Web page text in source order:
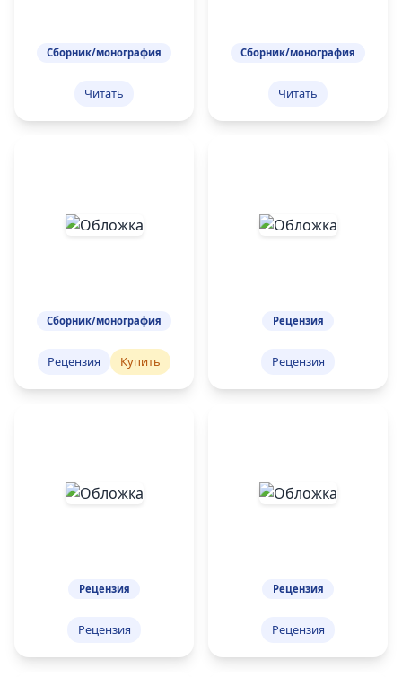
Сборник/монография
Читать
Сборник/монография
Читать
Сборник/монография
Рецензия Купить
Рецензия
Рецензия
Рецензия
Рецензия
Рецензия
Рецензия